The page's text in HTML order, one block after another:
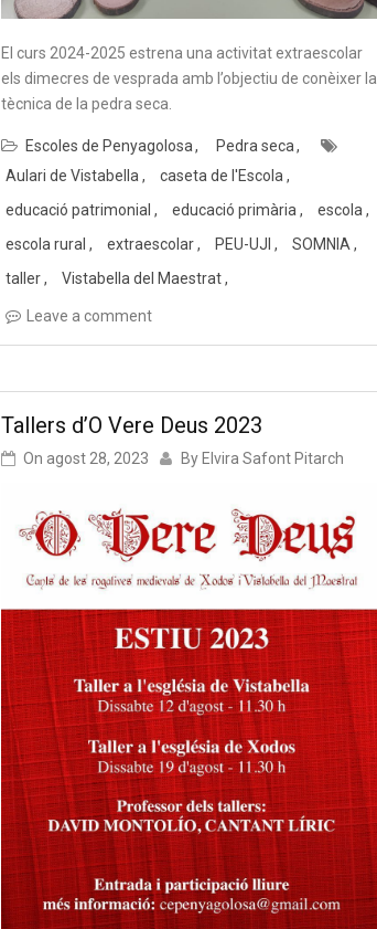
El curs 2024-2025 estrena una activitat extraescolar
els dimecres de vesprada amb l’objectiu de conèixer la
tècnica de la pedra seca.
Escoles de Penyagolosa
Pedra seca
Aulari de Vistabella
caseta de l'Escola
educació patrimonial
educació primària
escola
escola rural
extraescolar PEU-UJI
SOMNIA
taller
Vistabella del Maestrat
Leave a comment
Tallers d’O Vere Deus 2023
On agost 28, 2023 By Elvira Safont Pitarch